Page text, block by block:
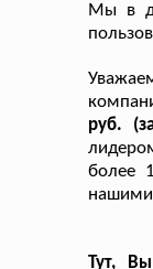
Мы в
руб.
более
нашими
Тут,